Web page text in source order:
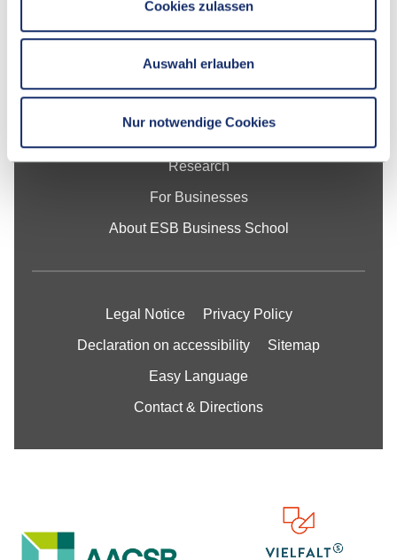
Cookies zulassen
Auswahl erlauben
Nur notwendige Cookies
Contact
School
Studying at ESB
Research
For Businesses
About ESB Business School
Legal Notice Privacy Policy
Declaration on accessibility Sitemap
Easy Language
Contact & Directions